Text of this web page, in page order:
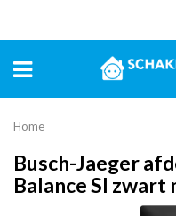
Home
Busch-Jaeger
Balance SI zwart